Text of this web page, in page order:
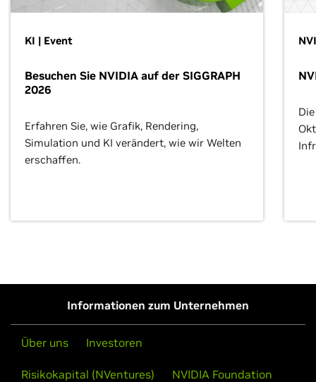
KI | Event
Besuchen Sie NVIDIA auf der SIGGRAPH
2026
Erfahren Sie, wie Grafik, Rendering,
Simulation und KI verändert, wie wir Welten
erschaffen.
Informationen zum Unternehmen
Über uns Investoren
Risikokapital (NVentures) NVIDIA Foundation